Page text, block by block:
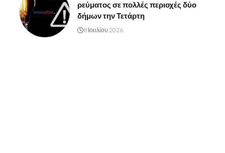
ρεύματος σε πολλές περιοχές δύο
δήμων την Τετάρτη
8 Ιουλίου 2026